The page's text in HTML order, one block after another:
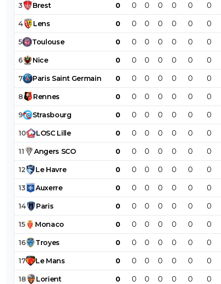
3 Brest 0 0 0 0 0 0 0
4 Lens 0 0 0 0 0 0 0
5 Toulouse 0 0 0 0 0 0 0
6 Nice 0 0 0 0 0 0 0
7 Paris Saint Germain 0 0 0 0 0 0 0
8 Rennes 0 0 0 0 0 0 0
9 Strasbourg 0 0 0 0 0 0 0
10 LOSC Lille 0 0 0 0 0 0 0
11 Angers SCO 0 0 0 0 0 0 0
12 Le Havre 0 0 0 0 0 0 0
13 Auxerre 0 0 0 0 0 0 0
14 Paris 0 0 0 0 0 0 0
15 Monaco 0 0 0 0 0 0 0
16 Troyes 0 0 0 0 0 0 0
17 Le Mans 0 0 0 0 0 0 0
18 Lorient 0 0 0 0 0 0 0